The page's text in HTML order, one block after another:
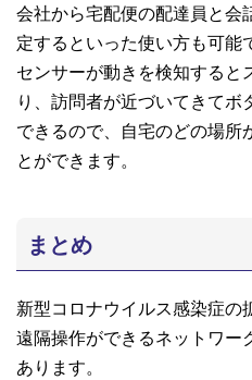
会社から宅配便の配達員と会
定するといった使い方も可能
センサーが動きを検知すると
り、訪問者が近づいてきて
できるので、自宅のどの場所
とができます。
まとめ
新型コロナウイルス感染症の
遠隔操作ができるネットワー
あります。